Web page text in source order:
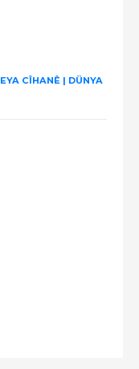
CÎHANÊ | DÜNYA